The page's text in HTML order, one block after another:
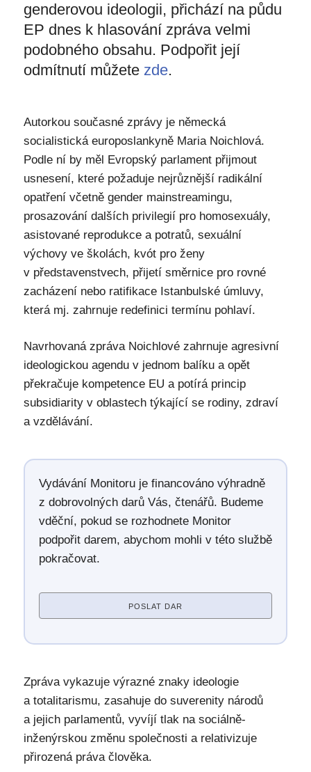
genderovou ideologii, přichází na půdu
EP dnes k hlasování zpráva velmi
podobného obsahu. Podpořit její
odmítnutí můžete zde.
Autorkou současné zprávy je německá
socialistická europoslankyně Maria Noichlová.
Podle ní by měl Evropský parlament přijmout
usnesení, které požaduje nejrůznější radikální
opatření včetně gender mainstreamingu,
prosazování dalších privilegií pro homosexuály,
asistované reprodukce a potratů, sexuální
výchovy ve školách, kvót pro ženy
v představenstvech, přijetí směrnice pro rovné
zacházení nebo ratifikace Istanbulské úmluvy,
která mj. zahrnuje redefinici termínu pohlaví.
Navrhovaná zpráva Noichlové zahrnuje agresivní
ideologickou agendu v jednom balíku a opět
překračuje kompetence EU a potírá princip
subsidiarity v oblastech týkající se rodiny, zdraví
a vzdělávání.
Vydávání Monitoru je financováno výhradně
z dobrovolných darů Vás, čtenářů. Budeme
vděční, pokud se rozhodnete Monitor
podpořit darem, abychom mohli v této službě
pokračovat.
POSLAT DAR
Zpráva vykazuje výrazné znaky ideologie
a totalitarismu, zasahuje do suverenity národů
a jejich parlamentů, vyvíjí tlak na sociálně-
inženýrskou změnu společnosti a relativizuje
přirozená práva člověka.